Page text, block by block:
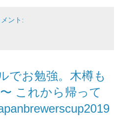
ント:
でお勉強。木樽も
これから帰って